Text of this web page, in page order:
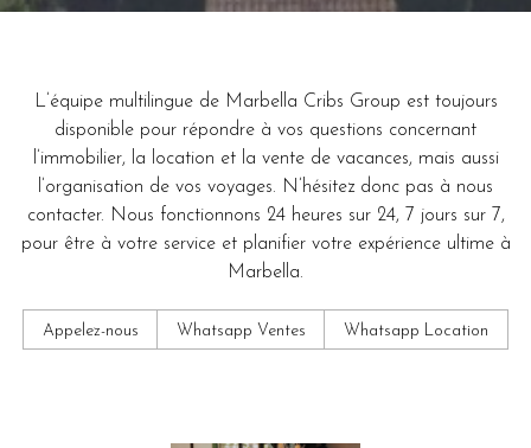
L’équipe multilingue de Marbella Cribs Group est toujours
disponible pour répondre à vos questions concernant
l’immobilier, la location et la vente de vacances, mais aussi
l’organisation de vos voyages. N’hésitez donc pas à nous
contacter. Nous fonctionnons 24 heures sur 24, 7 jours sur 7,
pour être à votre service et planifier votre expérience ultime à
Marbella.
Appelez-nous Whatsapp Ventes Whatsapp Location